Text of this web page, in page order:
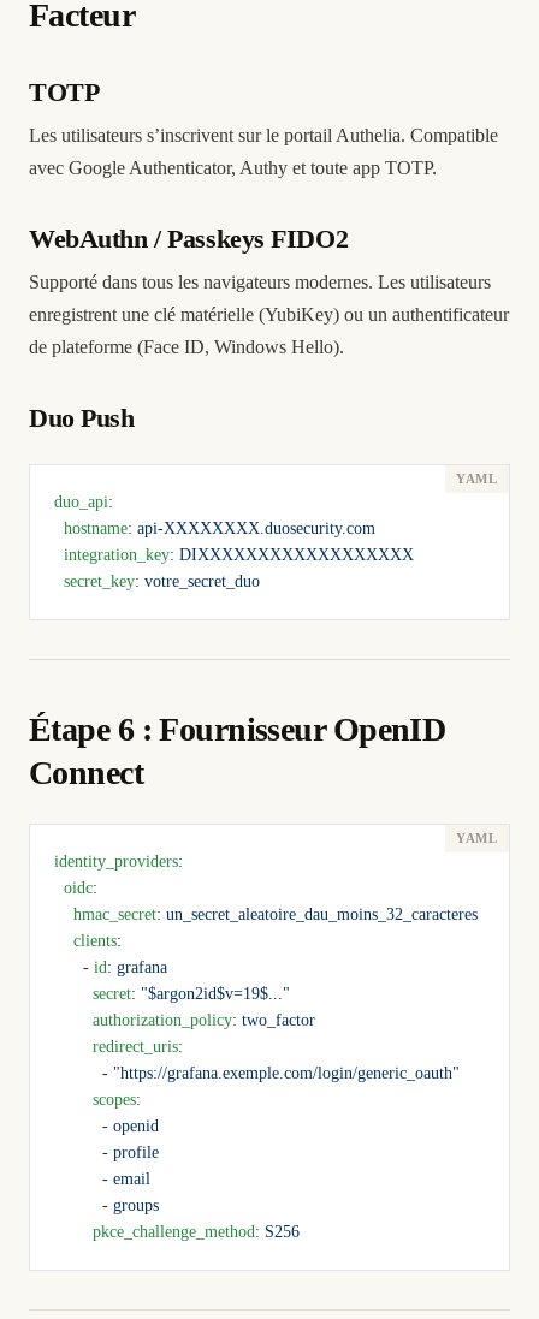
Facteur
TOTP
Les utilisateurs s’inscrivent sur le portail Authelia. Compatible
avec Google Authenticator, Authy et toute app TOTP.
WebAuthn / Passkeys FIDO2
Supporté dans tous les navigateurs modernes. Les utilisateurs
enregistrent une clé matérielle (YubiKey) ou un authentificateur
de plateforme (Face ID, Windows Hello).
Duo Push
duo_api:
  hostname
: api-XXXXXXXX.duosecurity.com
  integration_key
: DIXXXXXXXXXXXXXXXXXX
  secret_key
: votre_secret_duo
Étape 6 : Fournisseur OpenID
Connect
identity_providers:
  oidc
:
    hmac_secret
: un_secret_aleatoire_dau_moins_32_caracteres
    clients
:
      -
id : grafana
        secret
: "$argon2id$v=19$..."
        authorization_policy
: two_factor
        redirect_uris
:
          -
"https://grafana.exemple.com/login/generic_oauth"
        scopes
:
          -
openid
          -
profile
          -
email
          -
groups
        pkce_challenge_method
: S256